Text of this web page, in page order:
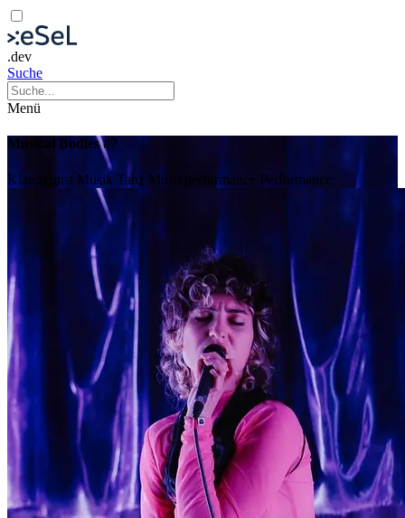
.dev
Suche
Menü
Musical Bodies #7
Klangkunst Musik Tanz Musikperformance Performance